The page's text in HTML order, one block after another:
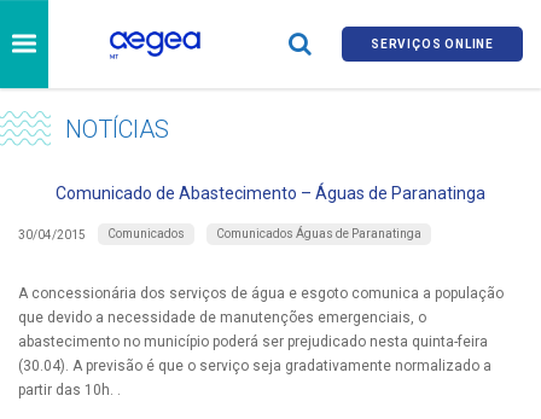
SERVIÇOS ONLINE
NOTÍCIAS
Comunicado de Abastecimento – Águas de Paranatinga
30/04/2015 Comunicados Comunicados Águas de Paranatinga
A concessionária dos serviços de água e esgoto comunica a população
que devido a necessidade de manutenções emergenciais, o
abastecimento no município poderá ser prejudicado nesta quinta-feira
(30.04). A previsão é que o serviço seja gradativamente normalizado a
partir das 10h. .